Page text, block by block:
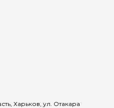
Харьков, ул. Отакара